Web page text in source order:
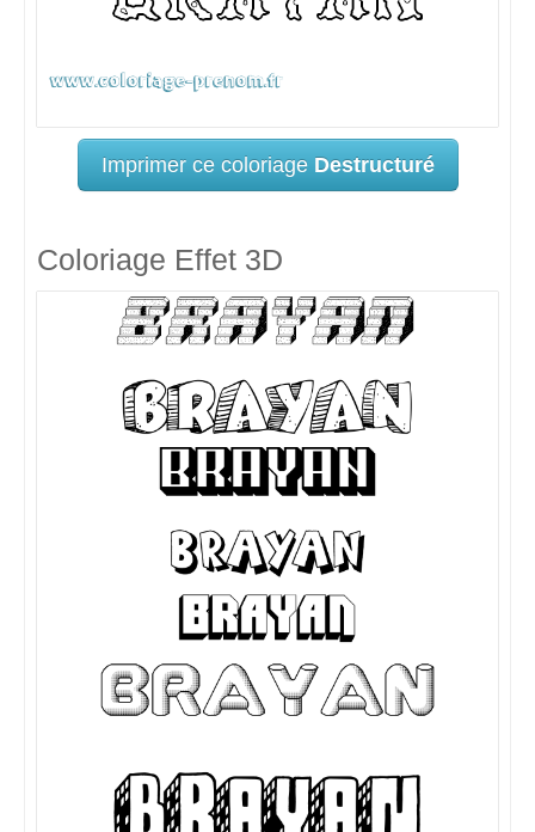
Imprimer ce coloriage Destructuré
Coloriage Effet 3D